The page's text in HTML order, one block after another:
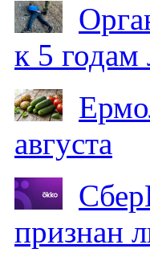
к 5
августа
признан